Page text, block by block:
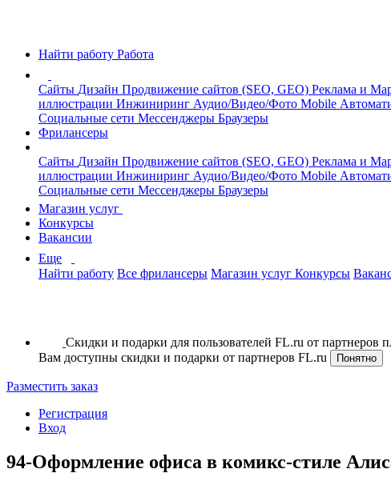
Найти работу Работа
Сайты Дизайн Продвижение сайтов (SEO, GEO) Реклама и
иллюстрации Инжиниринг Аудио/Видео/Фото Mobile
Социальные сети Мессенджеры Браузеры
Фрилансеры
Сайты Дизайн Продвижение сайтов (SEO, GEO) Реклама и
иллюстрации Инжиниринг Аудио/Видео/Фото Mobile
Социальные сети Мессенджеры Браузеры
Магазин услуг
Конкурсы
Вакансии
Еще
Найти работу Все фрилансеры Магазин услуг Конкурсы
Скидки и подарки для пользователей FL.ru от партнеров
Вам доступны скидки и подарки от партнеров FL.ru
Понятно
Разместить заказ
Регистрация
Вход
94-Оформление офиса в комикс-стиле